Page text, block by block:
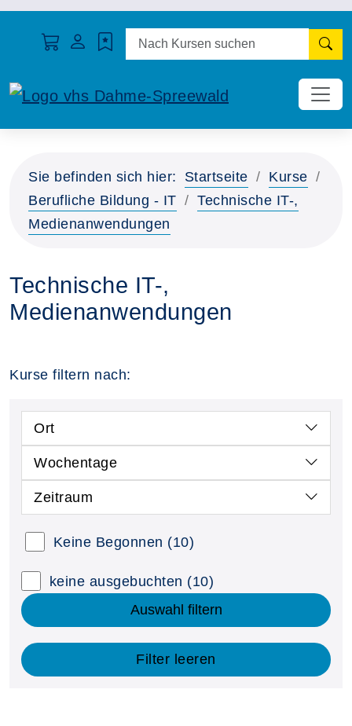
Sie befinden sich hier: Startseite
Kurse
Berufliche Bildung - IT
Technische IT-,
Medienanwendungen
Technische IT-,
Medienanwendungen
Kurse filtern nach:
Ort
Wochentage
Zeitraum
Keine Begonnen (10)
keine ausgebuchten (10)
Auswahl filtern
Filter leeren